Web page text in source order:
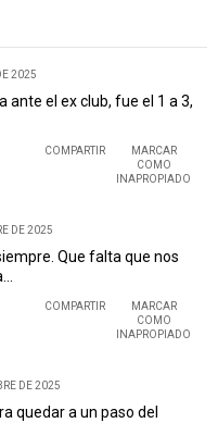
2025
ante el ex club, fue el 1 a 3,
COMPARTIR
MARCAR
COMO
INAPROPIADO
DE 2025
Que falta que nos
COMPARTIR
MARCAR
COMO
INAPROPIADO
DE 2025
quedar a un paso del